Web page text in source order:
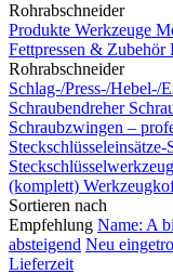
Rohrabschneider
Produkte Werkzeuge
Fettpressen & Zubehör
Rohrabschneider
Schlag-/Press-/Hebel-/
Schraubendreher
Schraubzwingen –
(komplett)
Sortieren nach
Empfehlung Name: A
absteigend Neu
Lieferzeit